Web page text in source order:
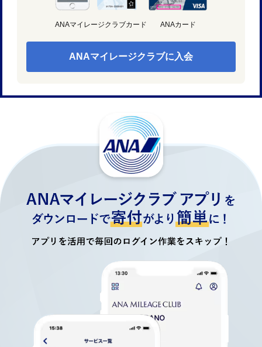
ANAマイレージクラブカード ANAカード
ANAマイレージクラブに入会